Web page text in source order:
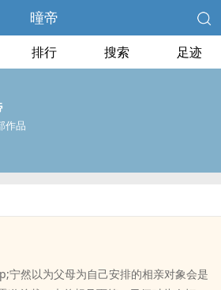
曈帝
排行 搜索 足迹
作品
然以为父母为自己安排的相亲对象会是